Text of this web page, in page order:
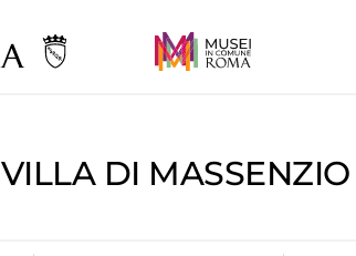
VILLA DI MASSENZIO